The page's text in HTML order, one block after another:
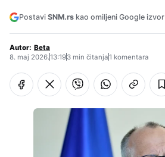
Postavi SNM.rs kao omiljeni Google izvor
Autor: Beta
8. maj 2026.13:193 min čitanja1 komentara